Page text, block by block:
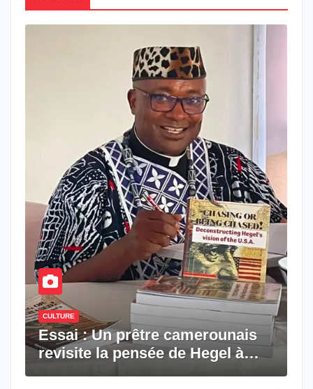
CULTURE
Essai : Un prêtre camerounais
revisite la pensée de Hegel à